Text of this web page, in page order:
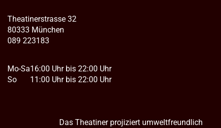
Theatinerstrasse 32
80333 München
089 223183
Mo-Sa
So
16:00 Uhr bis 22:00 Uhr
11:00 Uhr bis 22:00 Uhr
Das Theatiner projiziert umweltfreundlich